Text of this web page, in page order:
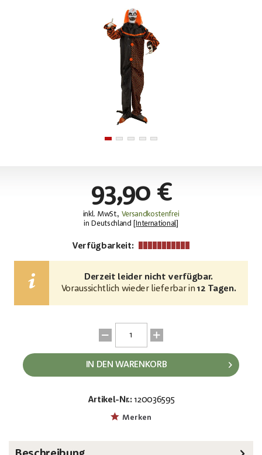
93,90 €
inkl. MwSt., Versandkostenfrei
in Deutschland [
International]
Verfügbarkeit:
Derzeit leider nicht verfügbar.
Voraussichtlich wieder lieferbar in12 Tagen.
IN DEN WARENKORB
Artikel-Nr.: 120036595
Merken